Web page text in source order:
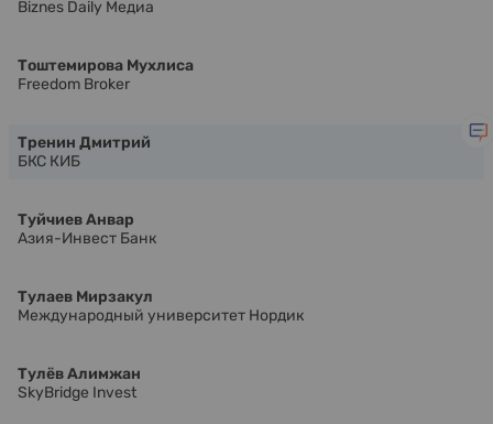
Biznes Daily Медиа
Тоштемирова Мухлиса
Freedom Broker
Тренин Дмитрий
БКС КИБ
Туйчиев Анвар
Азия-Инвест Банк
Тулаев Мирзакул
Международный университет Нордик
Тулёв Алимжан
SkyBridge Invest